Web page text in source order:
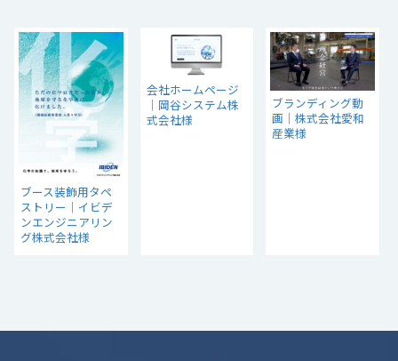
ブース装飾用タペ
ストリー｜イビデ
ンエンジニアリン
グ株式会社様
会社ホームページ
｜岡谷システム株
式会社様
ブランディング動
画｜株式会社愛和
産業様